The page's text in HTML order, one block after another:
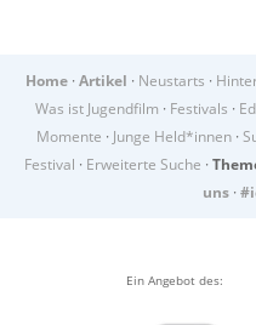
Home · Artikel · Neustarts ·
Was ist Jugendfilm · Festivals ·
Momente · Junge Held*innen ·
Festival · Erweiterte Suche ·
uns ·
Ein Angebot des: